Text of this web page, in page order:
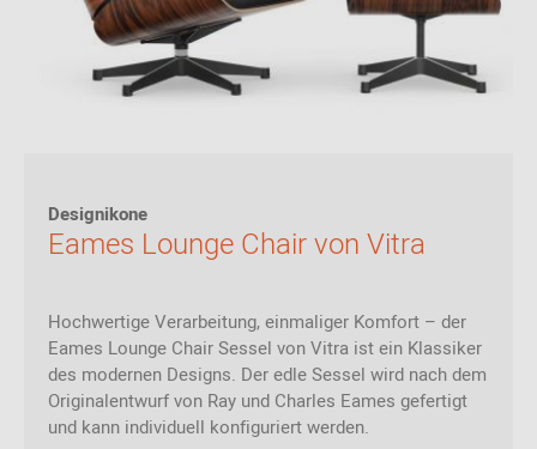
Designikone
Eames Lounge Chair von Vitra
Hochwertige Verarbeitung, einmaliger Komfort – der
Eames Lounge Chair Sessel von Vitra ist ein Klassiker
des modernen Designs. Der edle Sessel wird nach dem
Originalentwurf von Ray und Charles Eames gefertigt
und kann individuell konfiguriert werden.